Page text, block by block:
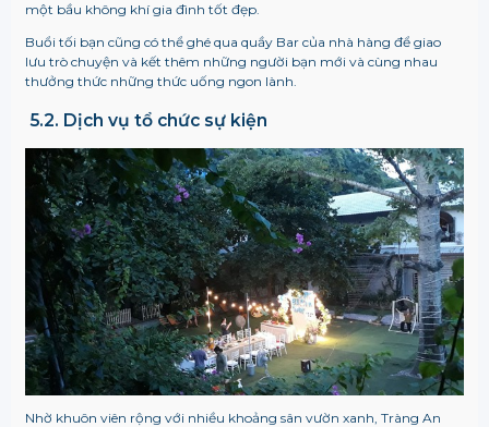
một bầu không khí gia đình tốt đẹp.
Buổi tối bạn cũng có thể ghé qua quầy Bar của nhà hàng để giao
lưu trò chuyện và kết thêm những người bạn mới và cùng nhau
thưởng thức những thức uống ngon lành.
5.2. Dịch vụ tổ chức sự kiện
Nhờ khuôn viên rộng với nhiều khoảng sân vườn xanh, Tràng An